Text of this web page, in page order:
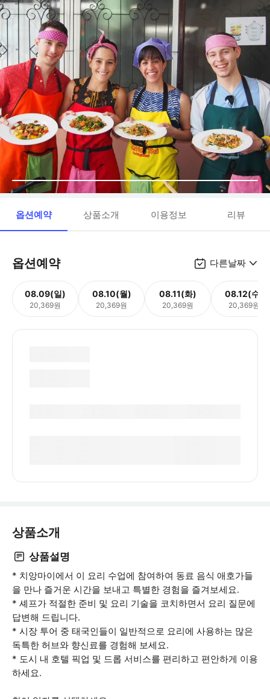
옵션예약 상품소개 이용정보 리뷰
옵션예약 다른날짜
08.09(일)
20,369원
08.10(월)
20,369원
08.11(화)
20,369원
08.12(수)
20,369원
상품소개
상품설명
* 치앙마이에서 이 요리 수업에 참여하여 동료 음식 애호가들
을 만나 즐거운 시간을 보내고 특별한 경험을 즐겨보세요.
* 셰프가 적절한 준비 및 요리 기술을 코치하면서 요리 질문에
답변해 드립니다.
* 시장 투어 중 태국인들이 일반적으로 요리에 사용하는 많은
독특한 허브와 향신료를 경험해 보세요.
* 도시 내 호텔 픽업 및 드롭 서비스를 편리하고 편안하게 이용
하세요.